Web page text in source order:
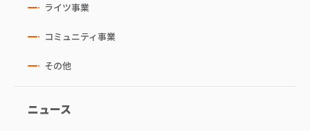
ライツ事業
コミュニティ事業
その他
ニュース